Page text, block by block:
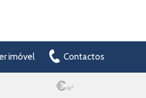
imóvel Contactos